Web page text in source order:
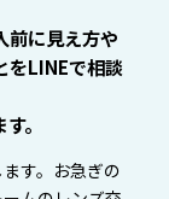
前に見え方や
をLINEで相談
。
す。お急ぎの